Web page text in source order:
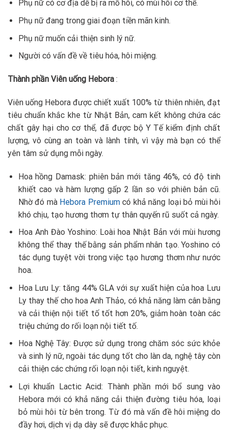
Phụ nữ có cơ địa dễ bị ra mồ hôi, có mùi hôi cơ thể.
Phụ nữ đang trong giai đoạn tiền mãn kinh.
Phụ nữ muốn cải thiện sinh lý nữ.
Người có vấn đề về tiêu hóa, hôi miệng.
Thành phần Viên uống Hebora :
Viên uống Hebora được chiết xuất 100% từ thiên nhiên, đạt
tiêu chuẩn khắc khe từ Nhật Bản, cam kết không chứa các
chất gây hại cho cơ thể, đã được bộ Y Tế kiểm định chất
lượng, vô cùng an toàn và lành tính, vì vậy mà bạn có thể
yên tâm sử dụng mỗi ngày.
Hoa hồng Damask: phiên bản mới tăng 46%, có độ tinh
khiết cao và hàm lượng gấp 2 lần so với phiên bản cũ.
Nhờ đó mà Hebora Premiumcó khả năng loại bỏ mùi hôi
khó chịu, tạo hương thơm tự thân quyến rũ suốt cả ngày.
Hoa Anh Đào Yoshino: Loài hoa Nhật Bản với mùi hương
không thể thay thế bằng sản phẩm nhân tạo. Yoshino có
tác dụng tuyệt vời trong việc tạo hương thơm như nước
hoa.
Hoa Lưu Ly: tăng 44% GLA với sự xuất hiện của hoa Lưu
Ly thay thế cho hoa Anh Thảo, có khả năng làm cân bằng
và cải thiện nội tiết tố tốt hơn 20%, giảm hoàn toàn các
triệu chứng do rối loạn nội tiết tố.
Hoa Nghệ Tây: Được sử dụng trong chăm sóc sức khỏe
và sinh lý nữ, ngoài tác dụng tốt cho làn da, nghệ tây còn
cải thiện các chứng rối loạn nội tiết, kinh nguyệt.
Lợi khuẩn Lactic Acid: Thành phần mới bổ sung vào
Hebora mới có khả năng cải thiện đường tiêu hóa, loại
bỏ mùi hôi từ bên trong. Từ đó mà vấn đề hôi miệng do
đầy hơi, dịch vị dạ dày sẽ được khắc phục.